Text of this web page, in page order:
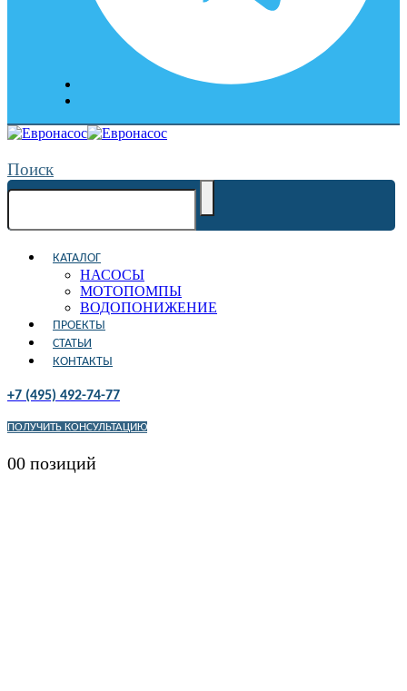
Поиск
КАТАЛОГ
НАСОСЫ
МОТОПОМПЫ
ВОДОПОНИЖЕНИЕ
ПРОЕКТЫ
СТАТЬИ
КОНТАКТЫ
+7 (495) 492-74-77
ПОЛУЧИТЬ КОНСУЛЬТАЦИЮ
00 позиций